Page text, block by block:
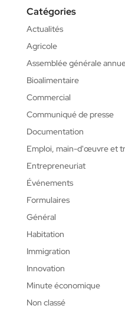
Catégories
Actualités
Agricole
Assemblée générale
Bioalimentaire
Commercial
Communiqué de presse
Documentation
Emploi, main-d'œuvre et
Entrepreneuriat
Événements
Formulaires
Général
Habitation
Immigration
Innovation
Minute économique
Non classé